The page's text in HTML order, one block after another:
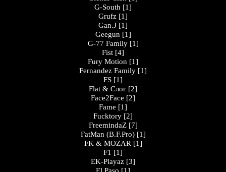
G-South [1]
Grufz [1]
Gan.J [1]
Geegun [1]
G-77 Family [1]
Fist [4]
Fury Motion [1]
Fernandez Family [1]
FS [1]
Flat & Слог [2]
Face2Face [2]
Fame [1]
Fucktory [2]
FreemindaZ [7]
FatMan (B.F.Pro) [1]
FK & MOZAR [1]
F1 [1]
EK-Playaz [3]